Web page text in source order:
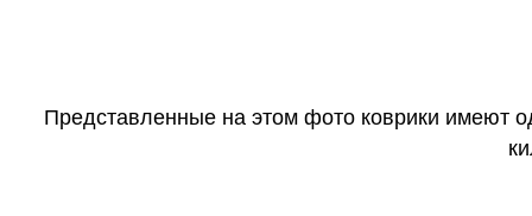
Представленные на этом фото коврики имеют